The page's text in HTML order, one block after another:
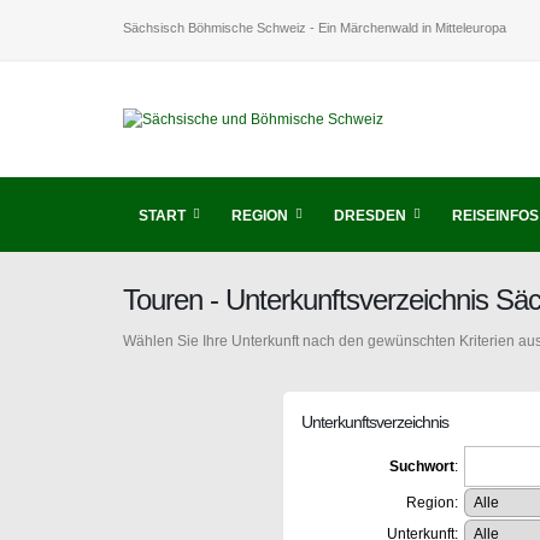
Sächsisch Böhmische Schweiz - Ein Märchenwald in Mitteleuropa
START REGION DRESDEN REISEINFOS
Touren - Unterkunftsverzeichnis
Wählen Sie Ihre Unterkunft nach den gewünschten Kriterien
Unterkunftsverzeichnis
Suchwort:
Region:
Unterkunft: